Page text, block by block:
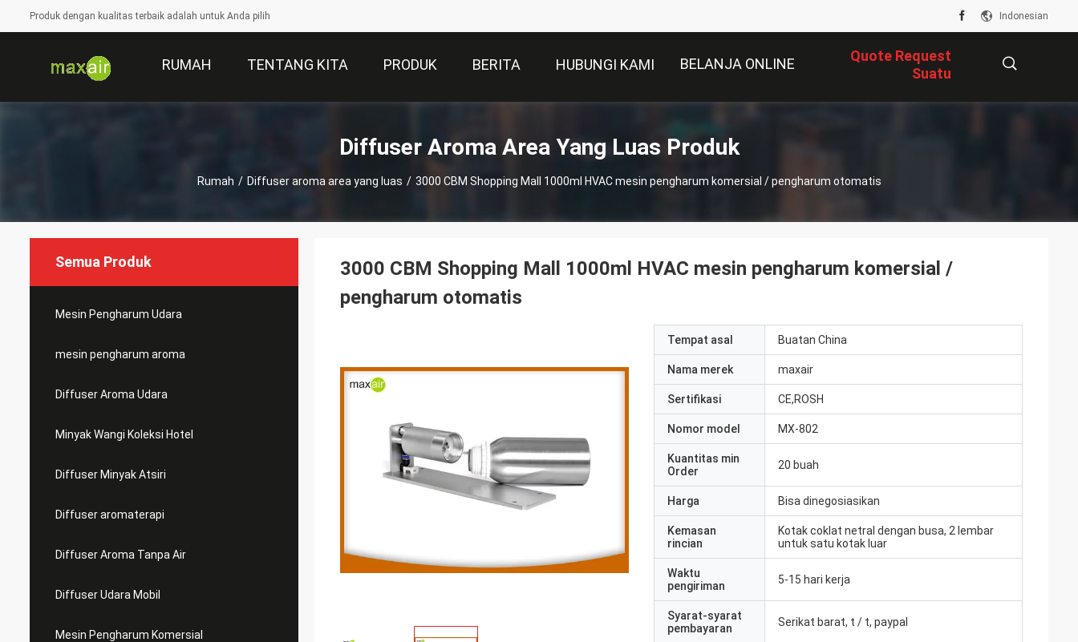
Produk dengan kualitas terbaik adalah untuk Anda pilih Indonesian
RUMAH TENTANG KITA PRODUK BERITA HUBUNGI KAMI BELANJA ONLINE
Quote Request
Suatu
Diffuser Aroma Area Yang Luas Produk
Rumah / Diffuser aroma area yang luas / 3000 CBM Shopping Mall 1000ml HVAC mesin pengharum komersial / pengharum otomatis
Semua Produk
Mesin Pengharum Udara
mesin pengharum aroma
Diffuser Aroma Udara
Minyak Wangi Koleksi Hotel
Diffuser Minyak Atsiri
Diffuser aromaterapi
Diffuser Aroma Tanpa Air
Diffuser Udara Mobil
Mesin Pengharum Komersial
3000 CBM Shopping Mall 1000ml HVAC mesin pengharum komersial /
pengharum otomatis
Tempat asal Buatan China
Nama merek maxair
Sertifikasi CE,ROSH
Nomor model MX-802
Kuantitas min
Order
20 buah
Harga Bisa dinegosiasikan
Kemasan
rincian
Kotak coklat netral dengan busa, 2 lembar
untuk satu kotak luar
Waktu
pengiriman
5-15 hari kerja
Syarat-syarat
pembayaran
Serikat barat, t / t, paypal